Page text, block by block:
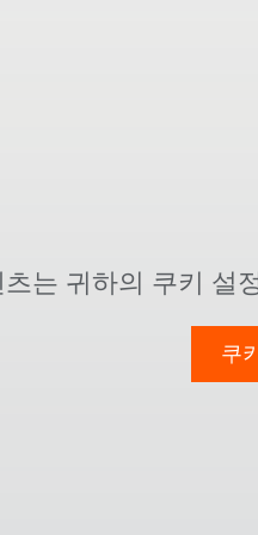
는 귀하의 쿠키 설
쿠